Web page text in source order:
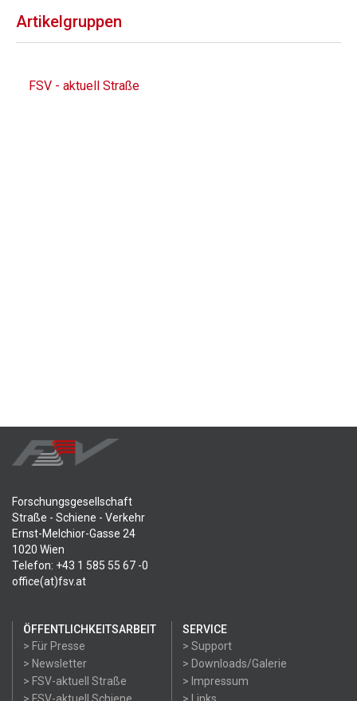
Artikelgruppen
FSV - aktuell Straße
Forschungsgesellschaft
Straße - Schiene - Verkehr
Ernst-Melchior-Gasse 24
1020 Wien
Telefon: +43 1 585 55 67 -0
office(at)fsv.at
ÖFFENTLICHKEITSARBEIT
> Für Presse
> Newsletter
> FSV-aktuell Straße
SERVICE
> Support
> Downloads/Galerie
> Impressum